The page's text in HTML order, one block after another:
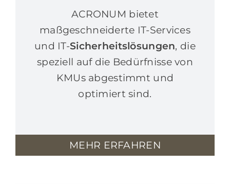
ACRONUM bietet
maßgeschneiderte IT-Services
und IT-Sicherheitslösungen, die
speziell auf die Bedürfnisse von
KMUs abgestimmt und
optimiert sind.
MEHR ERFAHREN